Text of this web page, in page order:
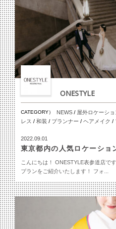
ONESTYLE
CATEGORY） NEWS/ 屋外ロケーショ
レス / 和装 / プランナー / ヘアメイク /
2022.09.01
東京都内の人気ロケーショ
こんにちは！ ONESTYLE表参道店で
プランをご紹介いたします！ フォ...